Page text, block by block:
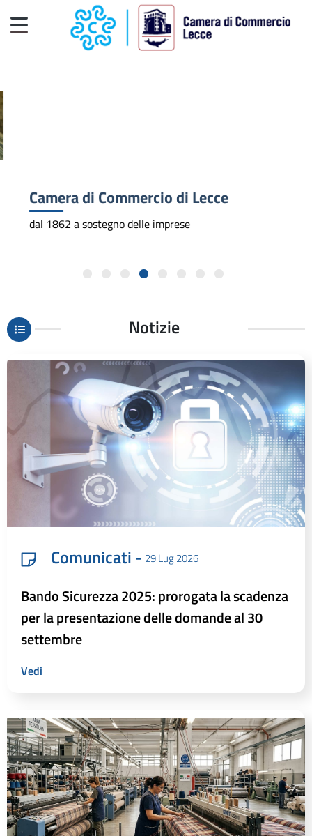
Salta al contenuto principale
Camera di Commercio di Lecce
dal 1862 a sostegno delle imprese
Notizie
Comunicati - 29 Lug 2026
Bando Sicurezza 2025: prorogata la scadenza
per la presentazione delle domande al 30
settembre
Vedi